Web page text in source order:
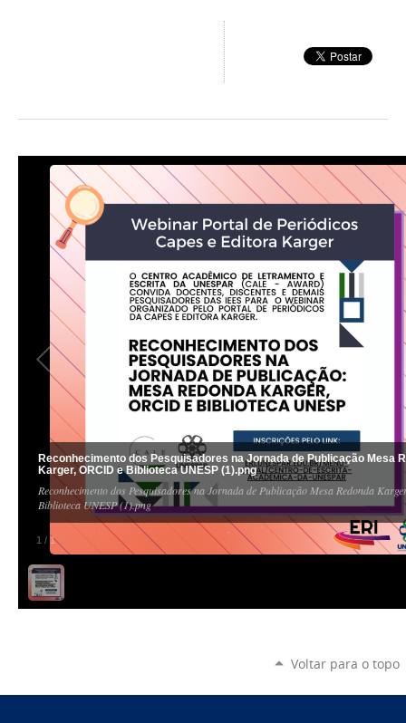
1 / 1
Reconhecimento dos Pesquisadores na Jornada de Publicação Mesa
Karger, ORCID e Biblioteca UNESP (1).png
Reconhecimento dos Pesquisadores na Jornada de Publicação Mesa Redonda
Biblioteca UNESP (1).png
Voltar para o topo